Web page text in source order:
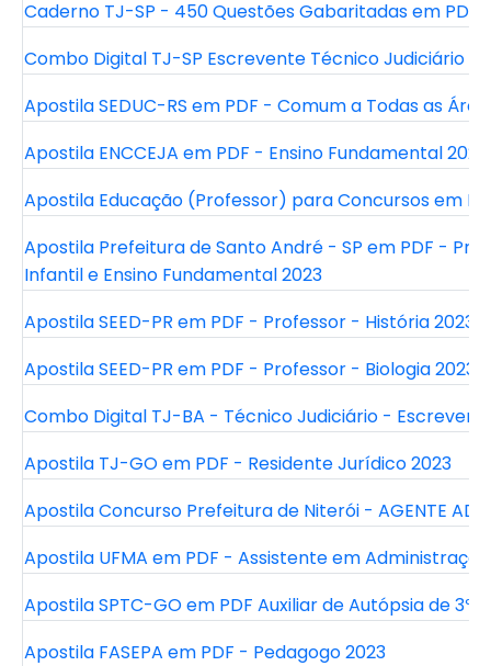
Caderno TJ-SP - 450 Questões Gabaritadas em PDF
Combo Digital TJ-SP Escrevente Técnico Judiciário
Apostila SEDUC-RS em PDF - Comum a Todas as
Apostila ENCCEJA em PDF - Ensino Fundamental 2023
Apostila Educação (Professor) para Concursos em
Apostila Prefeitura de Santo André - SP em PDF -
Infantil e Ensino Fundamental 2023
Apostila SEED-PR em PDF - Professor - História 2023
Apostila SEED-PR em PDF - Professor - Biologia 2023
Combo Digital TJ-BA - Técnico Judiciário -
Apostila TJ-GO em PDF - Residente Jurídico 2023
Apostila Concurso Prefeitura de Niterói - AGENTE
Apostila UFMA em PDF - Assistente em
Apostila SPTC-GO em PDF Auxiliar de Autópsia de 3ª
Apostila FASEPA em PDF - Pedagogo 2023